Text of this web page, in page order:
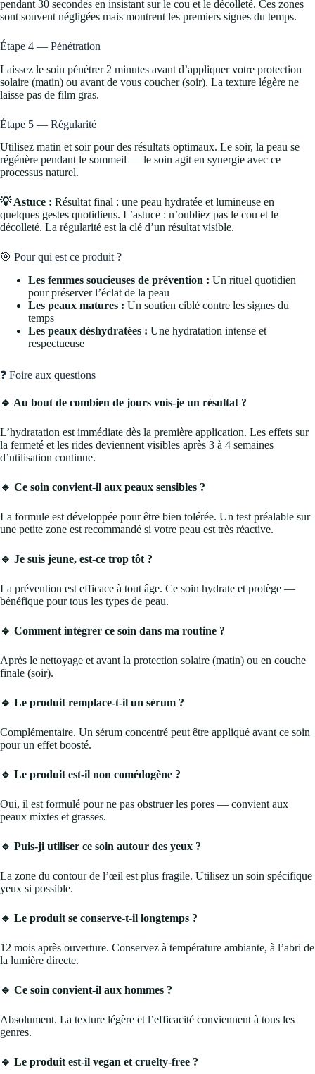
pendant 30 secondes en insistant sur le cou et le décolleté. Ces zones
sont souvent négligées mais montrent les premiers signes du temps.
Étape 4 — Pénétration
Laissez le soin pénétrer 2 minutes avant d’appliquer votre protection
solaire (matin) ou avant de vous coucher (soir). La texture légère ne
laisse pas de film gras.
Étape 5 — Régularité
Utilisez matin et soir pour des résultats optimaux. Le soir, la peau se
régénère pendant le sommeil — le soin agit en synergie avec ce
processus naturel.
💡 Astuce : Résultat final : une peau hydratée et lumineuse en
quelques gestes quotidiens. L’astuce : n’oubliez pas le cou et le
décolleté. La régularité est la clé d’un résultat visible.
🎯 Pour qui est ce produit ?
Les femmes soucieuses de prévention : Un rituel quotidien
pour préserver l’éclat de la peau
Les peaux matures : Un soutien ciblé contre les signes du
temps
Les peaux déshydratées : Une hydratation intense et
respectueuse
❓ Foire aux questions
🔹 Au bout de combien de jours vois-je un résultat ?
L’hydratation est immédiate dès la première application. Les effets sur
la fermeté et les rides deviennent visibles après 3 à 4 semaines
d’utilisation continue.
🔹 Ce soin convient-il aux peaux sensibles ?
La formule est développée pour être bien tolérée. Un test préalable sur
une petite zone est recommandé si votre peau est très réactive.
🔹 Je suis jeune, est-ce trop tôt ?
La prévention est efficace à tout âge. Ce soin hydrate et protège —
bénéfique pour tous les types de peau.
🔹 Comment intégrer ce soin dans ma routine ?
Après le nettoyage et avant la protection solaire (matin) ou en couche
finale (soir).
🔹 Le produit remplace-t-il un sérum ?
Complémentaire. Un sérum concentré peut être appliqué avant ce soin
pour un effet boosté.
🔹 Le produit est-il non comédogène ?
Oui, il est formulé pour ne pas obstruer les pores — convient aux
peaux mixtes et grasses.
🔹 Puis-ji utiliser ce soin autour des yeux ?
La zone du contour de l’œil est plus fragile. Utilisez un soin spécifique
yeux si possible.
🔹 Le produit se conserve-t-il longtemps ?
12 mois après ouverture. Conservez à température ambiante, à l’abri de
la lumière directe.
🔹 Ce soin convient-il aux hommes ?
Absolument. La texture légère et l’efficacité conviennent à tous les
genres.
🔹 Le produit est-il vegan et cruelty-free ?